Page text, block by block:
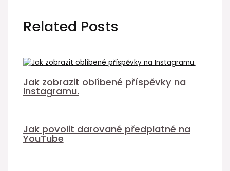
Related Posts
Jak zobrazit oblíbené příspěvky na
Instagramu.
Jak povolit darované předplatné na
YouTube